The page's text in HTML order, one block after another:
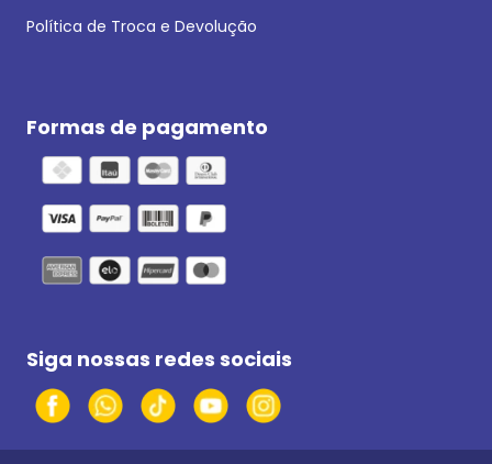
Política de Troca e Devolução
Formas de pagamento
Siga nossas redes sociais